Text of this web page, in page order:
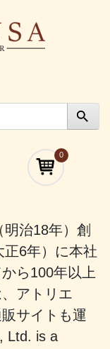
0
治18年）創
6年）に本社
ら100年以上
アトリエ
サイトも運
Ltd. is a